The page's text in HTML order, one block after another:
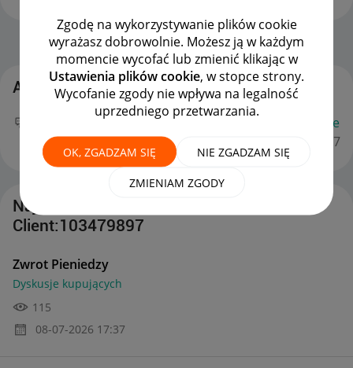
Zgodę na wykorzystywanie plików cookie
wyrażasz dobrowolnie. Możesz ją w każdym
momencie wycofać lub zmienić klikając w
Ustawienia plików cookie, w stopce strony.
Wycofanie zgody nie wpływa na legalność
uprzedniego przetwarzania.
OK, ZGADZAM SIĘ NIE ZGADZAM SIĘ
ZMIENIAM ZGODY
Strona Główna OPCJE
Aktywność Client:103479897
Twój nowy wpis Zwrot Pieniedzy
Dyskusje
kupującychmożna już podziwiać :) 17:37
Najnowsze posty autorstwa
Client:103479897
Zwrot Pieniedzy
Dyskusje kupujących
115
‎08-07-2026 17:37